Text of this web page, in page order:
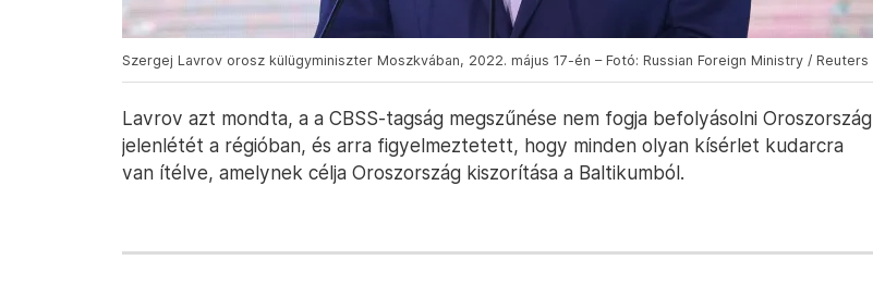
Szergej Lavrov orosz külügyminiszter Moszkvában, 2022. május 17-én – Fotó: Russian Foreign Ministry / Reuters
Lavrov azt mondta, a a CBSS-tagság megszűnése nem fogja befolyásolni Oroszország
jelenlétét a régióban, és arra figyelmeztetett, hogy minden olyan kísérlet kudarcra
van ítélve, amelynek célja Oroszország kiszorítása a Baltikumból.